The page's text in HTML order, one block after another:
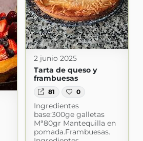
2 junio 2025
Tarta de queso y
frambuesas
81 0
Ingredientes
base:300ge galletas
Mª80gr Mantequilla en
pomada.Frambuesas.